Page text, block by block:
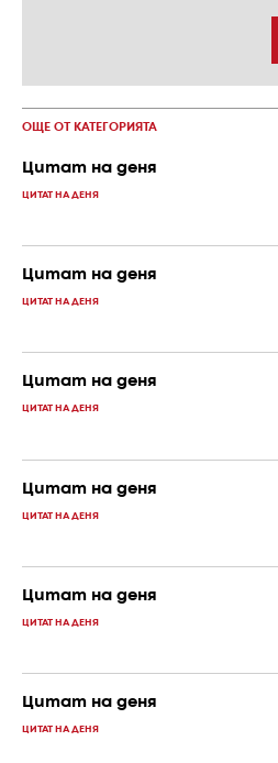
ОЩЕ ОТ КАТЕГОРИЯТА
Цитат на деня
ЦИТАТ НА ДЕНЯ
Цитат на деня
ЦИТАТ НА ДЕНЯ
Цитат на деня
ЦИТАТ НА ДЕНЯ
Цитат на деня
ЦИТАТ НА ДЕНЯ
Цитат на деня
ЦИТАТ НА ДЕНЯ
Цитат на деня
ЦИТАТ НА ДЕНЯ